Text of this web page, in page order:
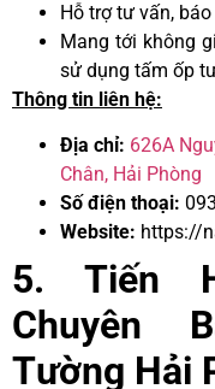
Hỗ trợ tư vấn,
Mang tới không
sử dụng tấm ốp
Thông tin liên hệ:
Địa chỉ: 626A
Chân, Hải Phòng
Số điện thoại:
Website: https://
5. Tiến
Chuyên
Tường Hải